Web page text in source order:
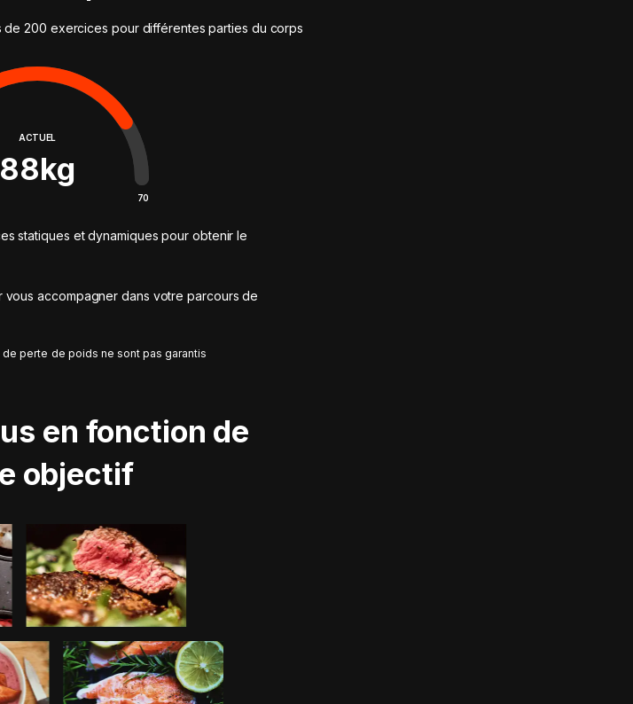
200 exercices pour différentes parties du corps
ACTUEL
88kg
70
statiques et dynamiques pour obtenir le
vous accompagner dans votre parcours de
perte de poids ne sont pas garantis
en fonction de
objectif